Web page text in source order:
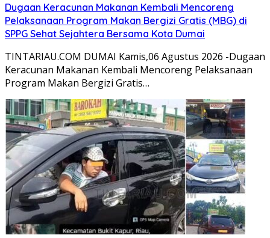
Dugaan Keracunan Makanan Kembali Mencoreng
Pelaksanaan Program Makan Bergizi Gratis (MBG) di
SPPG Sehat Sejahtera Bersama Kota Dumai
TINTARIAU.COM DUMAI Kamis,06 Agustus 2026 -Dugaan
Keracunan Makanan Kembali Mencoreng Pelaksanaan
Program Makan Bergizi Gratis…